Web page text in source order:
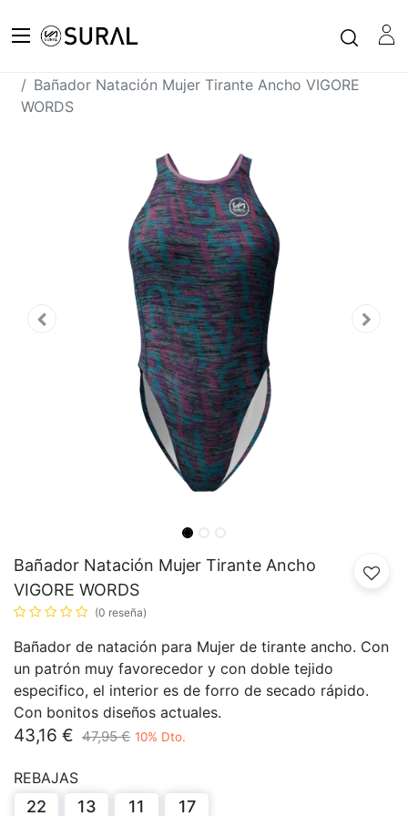
Bañador Natación Mujer Tirante Ancho VIGORE
WORDS
Bañador Natación Mujer Tirante Ancho
VIGORE WORDS
(0 reseña)
Bañador de natación para Mujer de tirante ancho. Con
un patrón muy favorecedor y con doble tejido
especifico, el interior es de forro de secado rápido.
Con bonitos diseños actuales.
43,16 € 47,95€ 10% Dto.
REBAJAS
22 13 11 17